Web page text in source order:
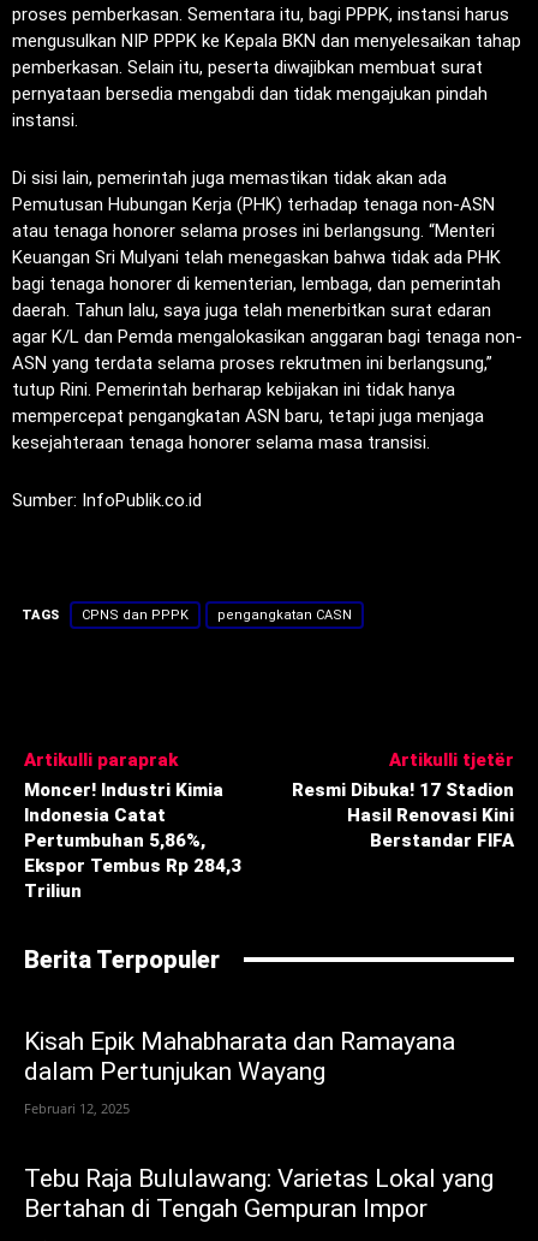
proses pemberkasan. Sementara itu, bagi PPPK, instansi harus
mengusulkan NIP PPPK ke Kepala BKN dan menyelesaikan tahap
pemberkasan. Selain itu, peserta diwajibkan membuat surat
pernyataan bersedia mengabdi dan tidak mengajukan pindah
instansi.
Di sisi lain, pemerintah juga memastikan tidak akan ada
Pemutusan Hubungan Kerja (PHK) terhadap tenaga non-ASN
atau tenaga honorer selama proses ini berlangsung. “Menteri
Keuangan Sri Mulyani telah menegaskan bahwa tidak ada PHK
bagi tenaga honorer di kementerian, lembaga, dan pemerintah
daerah. Tahun lalu, saya juga telah menerbitkan surat edaran
agar K/L dan Pemda mengalokasikan anggaran bagi tenaga non-
ASN yang terdata selama proses rekrutmen ini berlangsung,”
tutup Rini. Pemerintah berharap kebijakan ini tidak hanya
mempercepat pengangkatan ASN baru, tetapi juga menjaga
kesejahteraan tenaga honorer selama masa transisi.
Sumber: InfoPublik.co.id
TAGS CPNS dan PPPK pengangkatan CASN
Artikulli paraprak
Moncer! Industri Kimia
Indonesia Catat
Pertumbuhan 5,86%,
Ekspor Tembus Rp 284,3
Triliun
Artikulli tjetër
Resmi Dibuka! 17 Stadion
Hasil Renovasi Kini
Berstandar FIFA
Berita Terpopuler
Kisah Epik Mahabharata dan Ramayana
dalam Pertunjukan Wayang
Februari 12, 2025
Tebu Raja Bululawang: Varietas Lokal yang
Bertahan di Tengah Gempuran Impor